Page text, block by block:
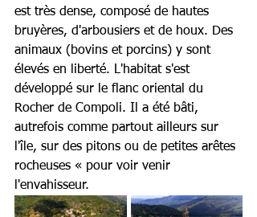
est très dense, composé de hautes
bruyères, d'arbousiers et de houx. Des
animaux (bovins et porcins) y sont
élevés en liberté. L'habitat s'est
développé sur le flanc oriental du
Rocher de Compoli. Il a été bâti,
autrefois comme partout ailleurs sur
l'île, sur des pitons ou de petites arêtes
rocheuses « pour voir venir
l'envahisseur.